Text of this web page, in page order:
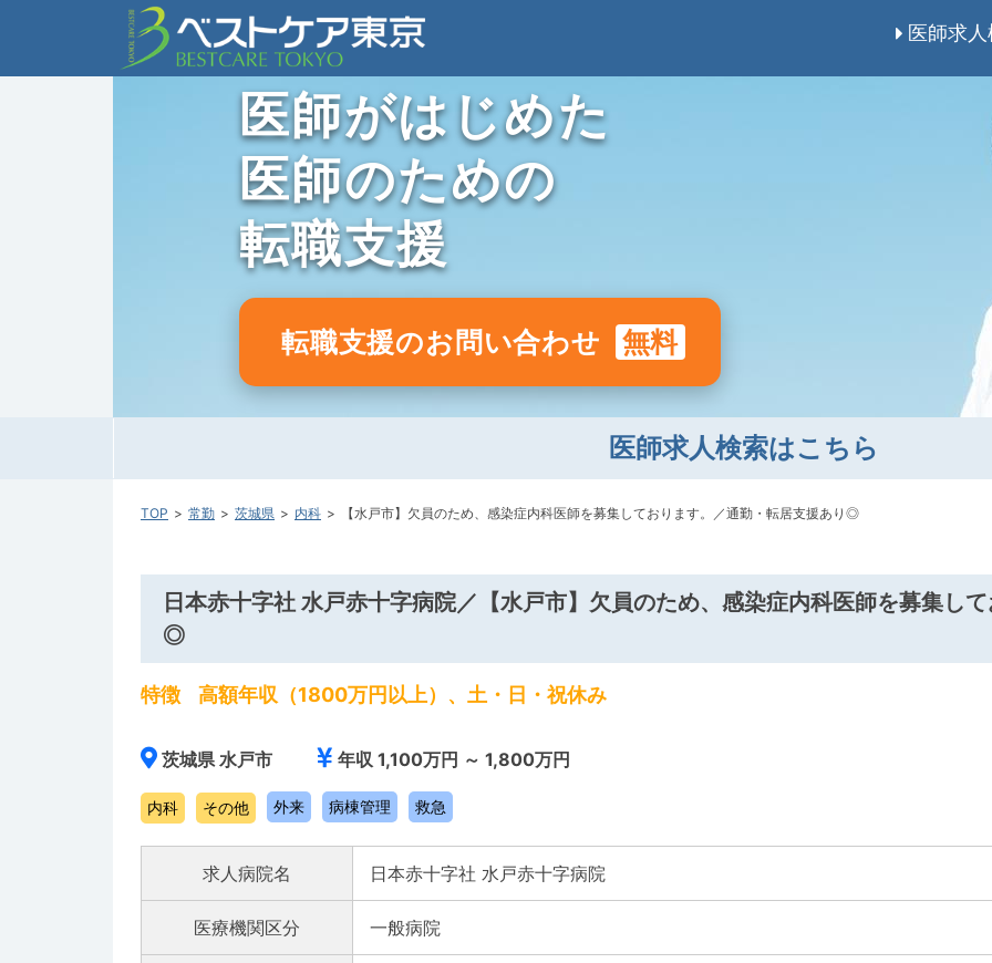
医師求
医師がはじめた
医師のための
転職支援
転職支援のお問い合わせ 無料
医師求人検索はこちら
TOP 常勤 茨城県 内科 【水戸市】欠員のため、感染症内科医師を募集しております。／通勤・転居支援あり◎
日本赤十字社 水戸赤十字病院／【水戸市】欠員のため、感染症内科医師を募集し
◎
特徴 高額年収（1800万円以上）、土・日・祝休み
茨城県 水戸市 年収 1,100万円 ～ 1,800万円
内科 その他 外来 病棟管理 救急
求人病院名 日本赤十字社 水戸赤十字病院
医療機関区分 一般病院